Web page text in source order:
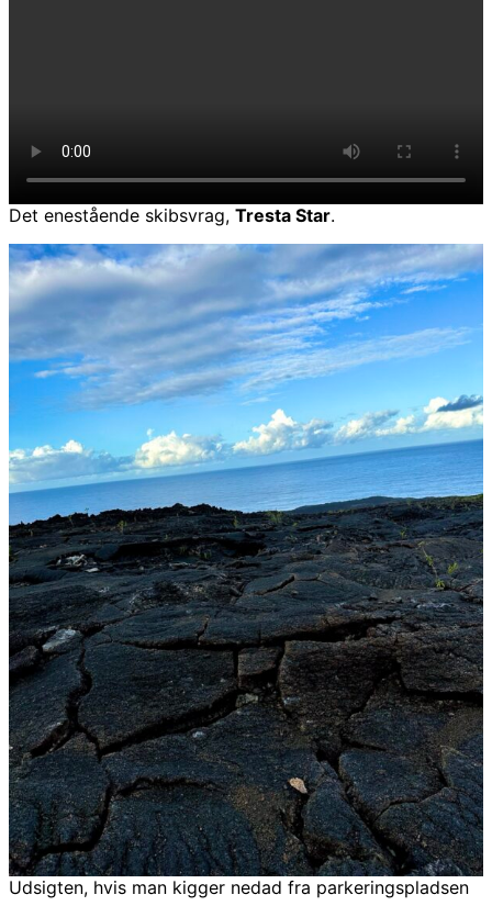
Det enestående skibsvrag, Tresta Star.
Udsigten, hvis man kigger nedad fra parkeringspladsen